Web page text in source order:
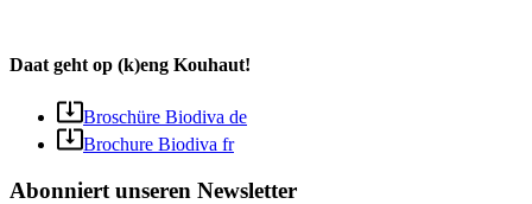
Daat geht op (k)eng Kouhaut!
Broschüre Biodiva de
Brochure Biodiva fr
Abonniert unseren Newsletter